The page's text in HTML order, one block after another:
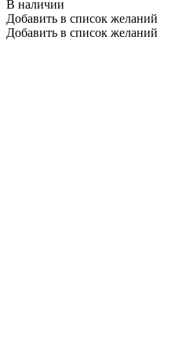
В наличии
Добавить в список желаний
Добавить в список желаний